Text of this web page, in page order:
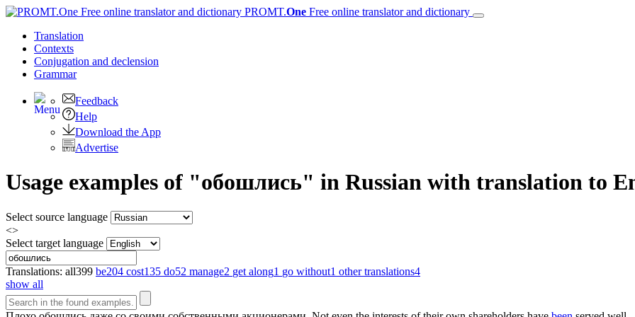
PROMT.One Free online translator and dictionary
Translation
Contexts
Conjugation and declension
Grammar
Feedback
Help
Download the App
Advertise
Usage examples of "обошлись" in Russian with translation to
Select source language
<>
Select target language
Translations: all399 be204 cost135 do52 manage2 get along1 go without1 other translations4
show all